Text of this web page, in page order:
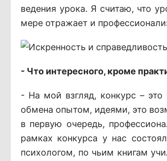
ведения урока. Я считаю, что
мере отражает и
- Что интересного, кроме
- На мой взгляд, конкурс –
обмена опытом, идеями, это
в первую очередь,
рамках конкурса у нас
психологом, по чьим книгам